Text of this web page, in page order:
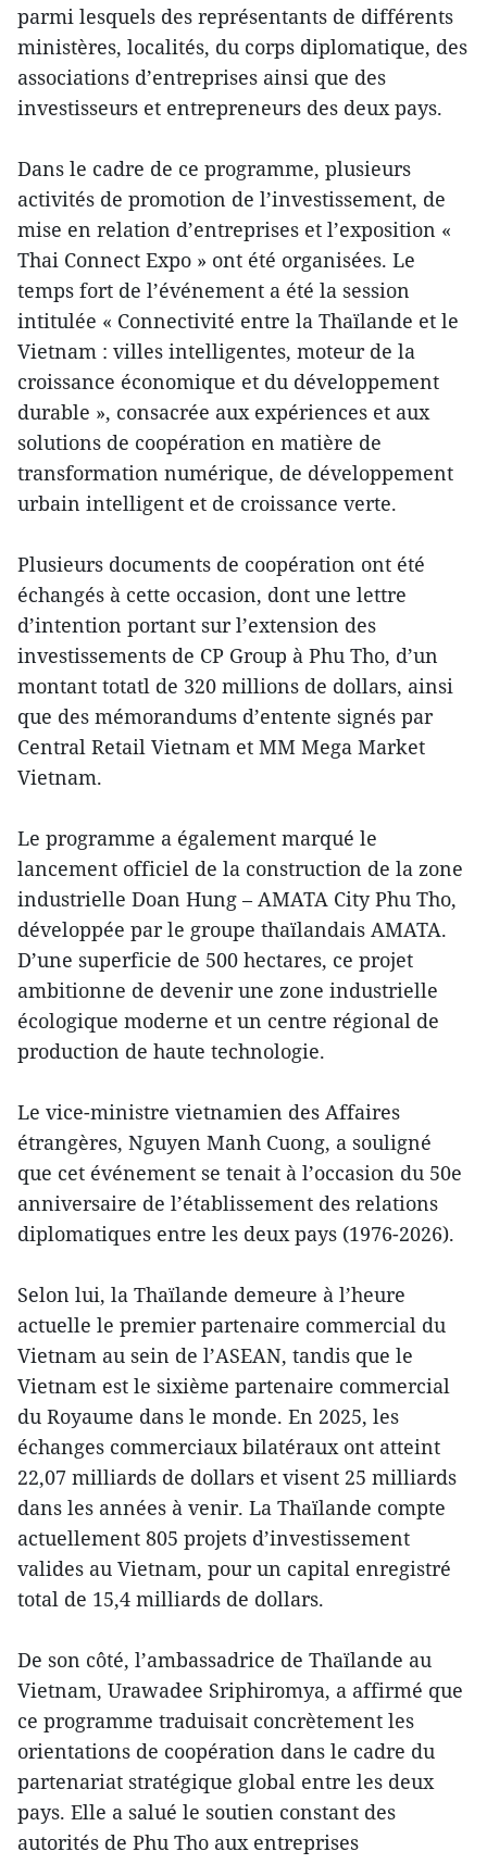
parmi lesquels des représentants de différents
ministères, localités, du corps diplomatique, des
associations d’entreprises ainsi que des
investisseurs et entrepreneurs des deux pays.
Dans le cadre de ce programme, plusieurs
activités de promotion de l’investissement, de
mise en relation d’entreprises et l’exposition «
Thai Connect Expo » ont été organisées. Le
temps fort de l’événement a été la session
intitulée « Connectivité entre la Thaïlande et le
Vietnam : villes intelligentes, moteur de la
croissance économique et du développement
durable », consacrée aux expériences et aux
solutions de coopération en matière de
transformation numérique, de développement
urbain intelligent et de croissance verte.
Plusieurs documents de coopération ont été
échangés à cette occasion, dont une lettre
d’intention portant sur l’extension des
investissements de CP Group à Phu Tho, d’un
montant totatl de 320 millions de dollars, ainsi
que des mémorandums d’entente signés par
Central Retail Vietnam et MM Mega Market
Vietnam.
Le programme a également marqué le
lancement officiel de la construction de la zone
industrielle Doan Hung – AMATA City Phu Tho,
développée par le groupe thaïlandais AMATA.
D’une superficie de 500 hectares, ce projet
ambitionne de devenir une zone industrielle
écologique moderne et un centre régional de
production de haute technologie.
Le vice-ministre vietnamien des Affaires
étrangères, Nguyen Manh Cuong, a souligné
que cet événement se tenait à l’occasion du 50e
anniversaire de l’établissement des relations
diplomatiques entre les deux pays (1976-2026).
Selon lui, la Thaïlande demeure à l’heure
actuelle le premier partenaire commercial du
Vietnam au sein de l’ASEAN, tandis que le
Vietnam est le sixième partenaire commercial
du Royaume dans le monde. En 2025, les
échanges commerciaux bilatéraux ont atteint
22,07 milliards de dollars et visent 25 milliards
dans les années à venir. La Thaïlande compte
actuellement 805 projets d’investissement
valides au Vietnam, pour un capital enregistré
total de 15,4 milliards de dollars.
De son côté, l’ambassadrice de Thaïlande au
Vietnam, Urawadee Sriphiromya, a affirmé que
ce programme traduisait concrètement les
orientations de coopération dans le cadre du
partenariat stratégique global entre les deux
pays. Elle a salué le soutien constant des
autorités de Phu Tho aux entreprises